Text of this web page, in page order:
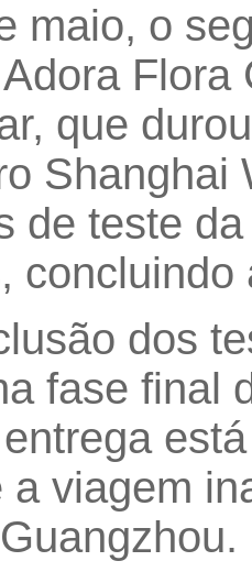
maio, o
que
Shanghai
de teste
concluindo
dos
fase final
a viagem